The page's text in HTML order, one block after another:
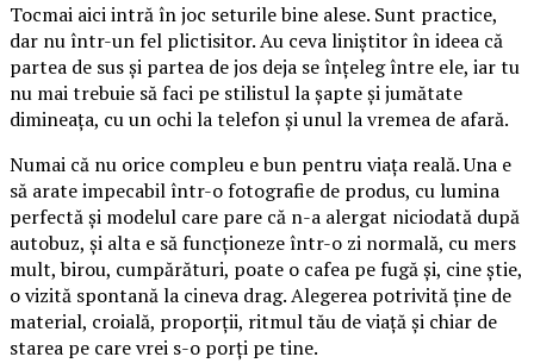
Tocmai aici intră în joc seturile bine alese. Sunt practice,
dar nu într-un fel plictisitor. Au ceva liniștitor în ideea că
partea de sus și partea de jos deja se înțeleg între ele, iar tu
nu mai trebuie să faci pe stilistul la șapte și jumătate
dimineața, cu un ochi la telefon și unul la vremea de afară.
Numai că nu orice compleu e bun pentru viața reală. Una e
să arate impecabil într-o fotografie de produs, cu lumina
perfectă și modelul care pare că n-a alergat niciodată după
autobuz, și alta e să funcționeze într-o zi normală, cu mers
mult, birou, cumpărături, poate o cafea pe fugă și, cine știe,
o vizită spontană la cineva drag. Alegerea potrivită ține de
material, croială, proporții, ritmul tău de viață și chiar de
starea pe care vrei s-o porți pe tine.